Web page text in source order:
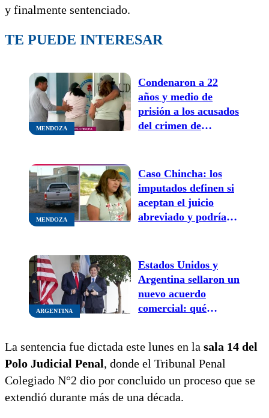
y finalmente sentenciado.
TE PUEDE INTERESAR
MENDOZA
Condenaron a 22
años y medio de
prisión a los acusados
del crimen de
MENDOZA
Caso Chincha: los
imputados definen si
aceptan el juicio
abreviado y podría
ARGENTINA
Estados Unidos y
Argentina sellaron un
nuevo acuerdo
comercial: qué
economía local
La sentencia fue dictada este lunes en la sala 14 del
Polo Judicial Penal, donde el Tribunal Penal
Colegiado N°2 dio por concluido un proceso que se
extendió durante más de una década.